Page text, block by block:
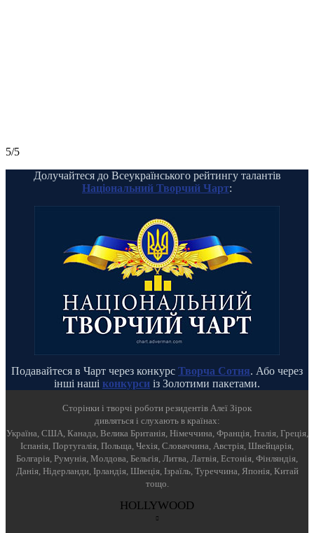
5/5
Долучайтеся до Всеукраїнського рейтингу талантів
Національний Творчий Чарт:
Подавайтеся в Чарт через конкурс Творча Сотня. Або через
інші наші конкурси із Золотими пакетами.
Cторінки і творчі роботи резидентів Алеї Зірок
дивляться і слухають в країнах:
Україна, США, Канада, Велика Британія, Німеччина, Франція, Італія, Греція,
Іспанія, Португалія, Польща, Чехія, Словаччина, Австрія, Швейцарія,
Болгарія, Румунія, Молдова, Бельгія, Литва, Латвія, Естонія, Фінляндія,
Данія, Нідерланди, Ірландія, Швеція, Ізраїль, Туреччина, Японія, Китай
тощо.
HOLLYWOOD